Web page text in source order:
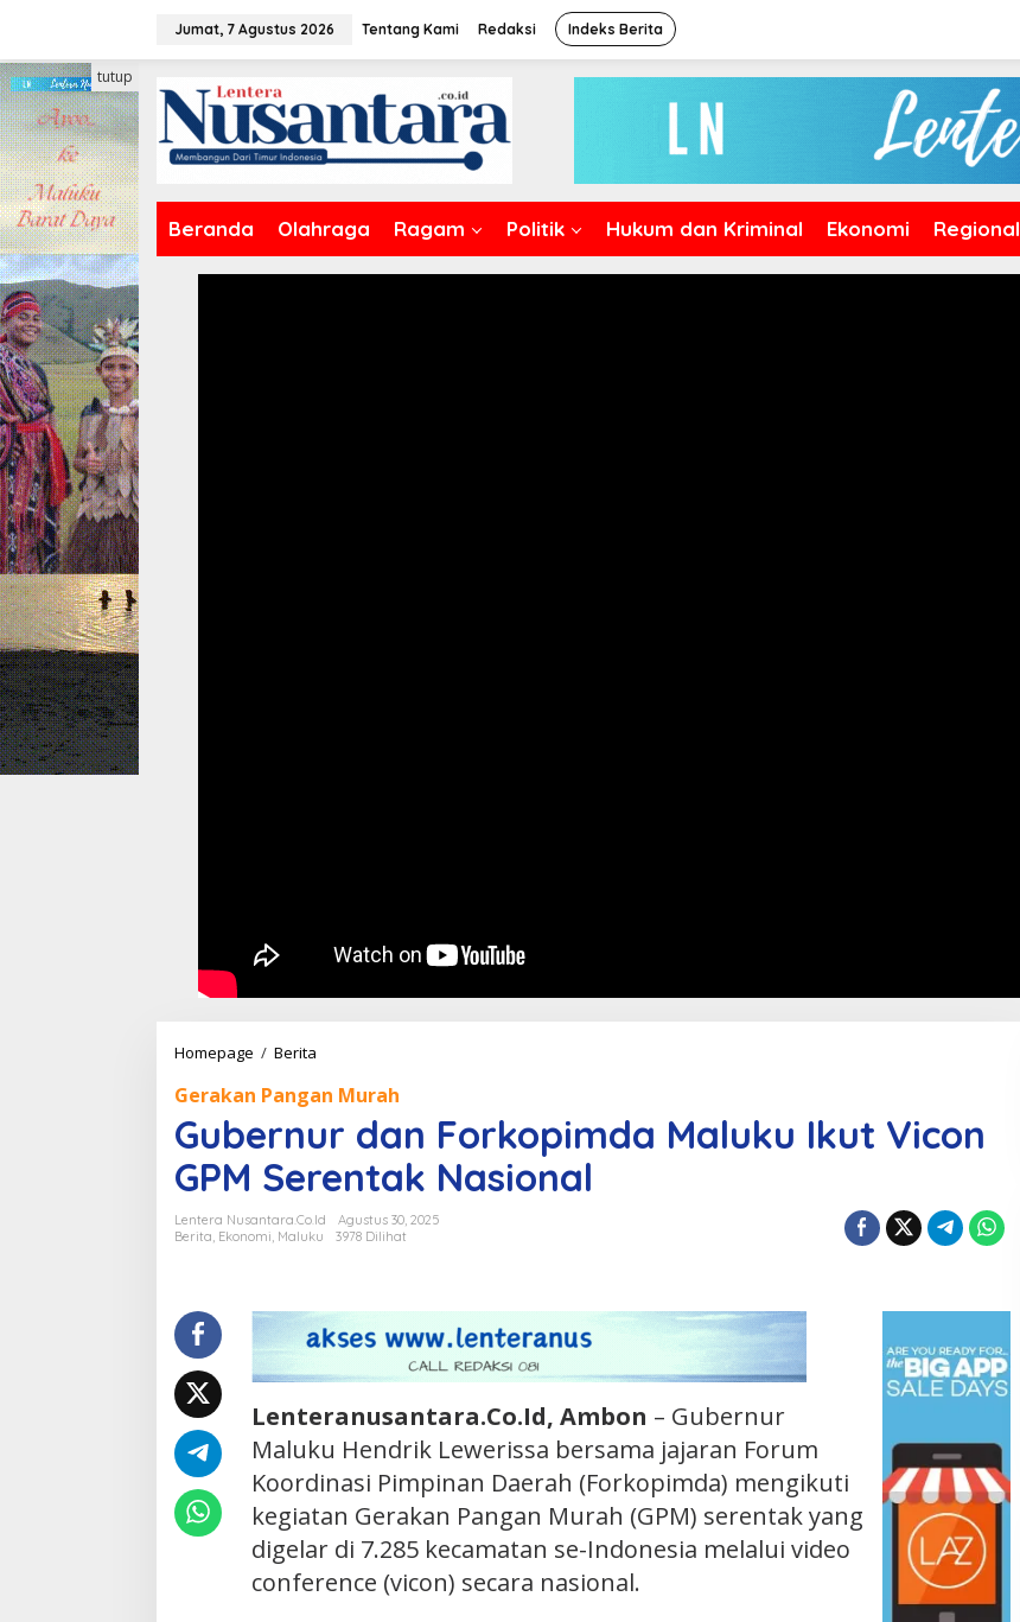
konten
Jumat, 7 Agustus 2026 Tentang Kami Redaksi Indeks Berita
Beranda Olahraga Ragam Politik Hukum dan Kriminal Ekonomi Regional
tutup
Homepage / Berita
Forkopimda
Maluku
Ikut
Vicon
Serentak
Gerakan Pangan Murah
Gubernur dan Forkopimda Maluku Ikut Vicon
GPM Serentak Nasional
Lentera Nusantara.Co.Id
Agustus 30, 2025
Berita, Ekonomi, Maluku 3978 Dilihat
Lenteranusantara.Co.Id, Ambon – Gubernur
Maluku Hendrik Lewerissa bersama jajaran Forum
Koordinasi Pimpinan Daerah (Forkopimda) mengikuti
kegiatan Gerakan Pangan Murah (GPM) serentak yang
digelar di 7.285 kecamatan se-Indonesia melalui video
conference (vicon) secara nasional.